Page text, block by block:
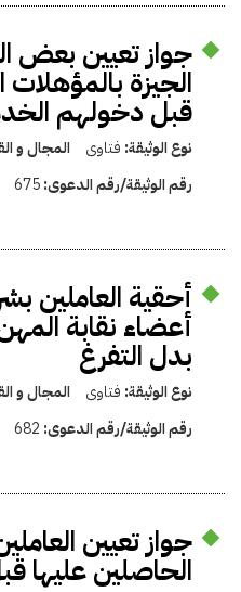
جواز تعيين بعض
الجيزة بالمؤهلات
قبل دخولهم
نوع الوثيقة: فتاوى المجال و
رقم الوثيقة/رقم الدعوى:675
أحقية العاملين
أعضاء نقابة
بدل التفرغ
نوع الوثيقة: فتاوى المجال و
رقم الوثيقة/رقم الدعوى: 682
جواز تعيين
الحاصلين عليها